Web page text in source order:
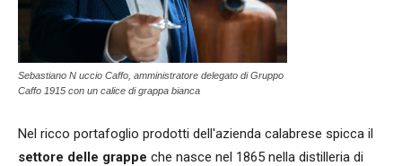
Sebastiano N uccio Caffo, amministratore delegato di Gruppo
Caffo 1915 con un calice di grappa bianca
Nel ricco portafoglio prodotti dell'azienda calabrese spicca il
settore delle grappe che nasce nel 1865 nella distilleria di